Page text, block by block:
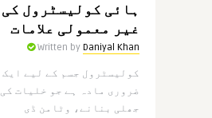
ہائی کولیسٹرول کی
غیر معمولی علامات
Written by Daniyal Khan
کولیسٹرول جسم کے لیے ایک
ضروری مادہ ہے جو خلیات کی
جھلی بنانے، وٹامن ڈی